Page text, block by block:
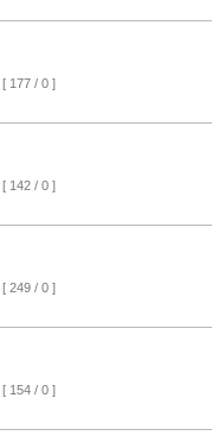
[ 177 / 0 ]
[ 142 / 0 ]
[ 249 / 0 ]
[ 154 / 0 ]